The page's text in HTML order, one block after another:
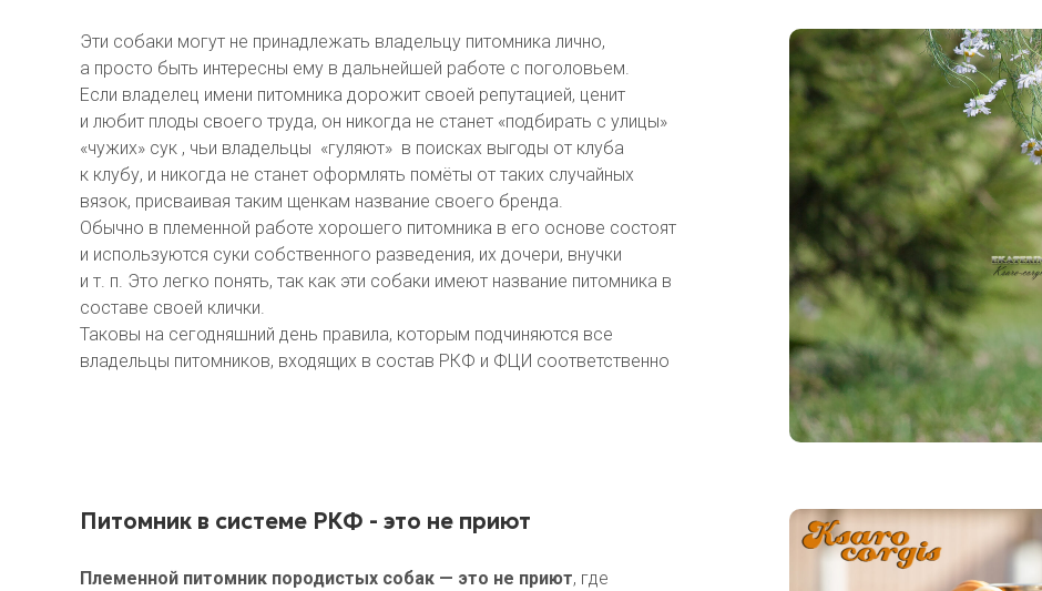
Эти собаки могут не принадлежать владельцу питомника лично,
а просто быть интересны ему в дальнейшей работе с поголовьем.
Если владелец имени питомника дорожит своей репутацией, ценит
и любит плоды своего труда, он никогда не станет «подбирать с улицы»
«чужих» сук , чьи владельцы «гуляют» в поисках выгоды от клуба
к клубу, и никогда не станет оформлять помёты от таких случайных
вязок, присваивая таким щенкам название своего бренда.
Обычно в племенной работе хорошего питомника в его основе состоят
и используются суки собственного разведения, их дочери, внучки
и т. п. Это легко понять, так как эти собаки имеют название питомника в
составе своей клички.
Таковы на сегодняшний день правила, которым подчиняются все
владельцы питомников, входящих в состав РКФ и ФЦИ соответственно
Питомник в системе РКФ - это не приют
Племенной питомник породистых собак — это не приют, где